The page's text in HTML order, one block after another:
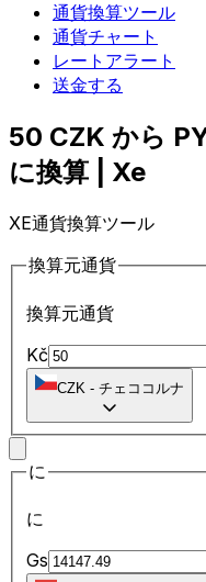
通貨換算ツール
通貨チャート
レートアラート
送金する
50 CZK から
に換算 | Xe
XE通貨換算ツール
換算元通貨
換算元通貨
Kč
CZK - チェココルナ
に
に
Gs